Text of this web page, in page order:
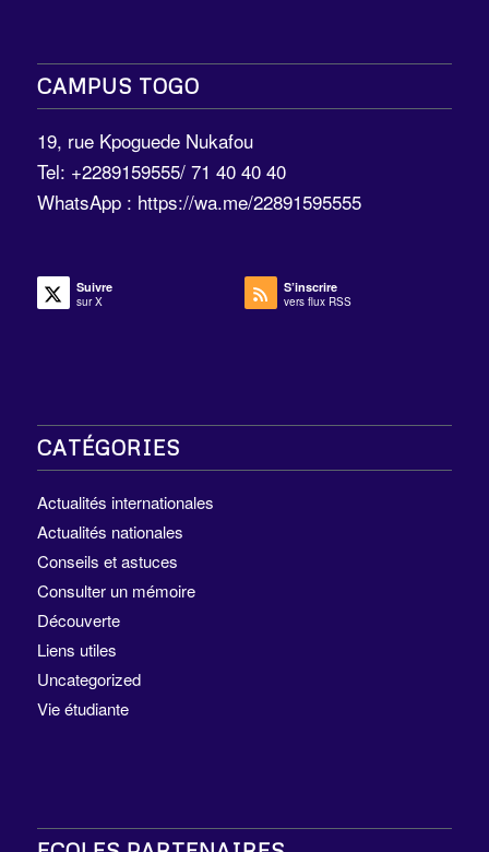
CAMPUS TOGO
19, rue Kpoguede Nukafou
Tel: +2289159555/ 71 40 40 40
WhatsApp : https://wa.me/22891595555
Suivre
sur X
S’inscrire
vers flux RSS
CATÉGORIES
Actualités internationales
Actualités nationales
Conseils et astuces
Consulter un mémoire
Découverte
Liens utiles
Uncategorized
Vie étudiante